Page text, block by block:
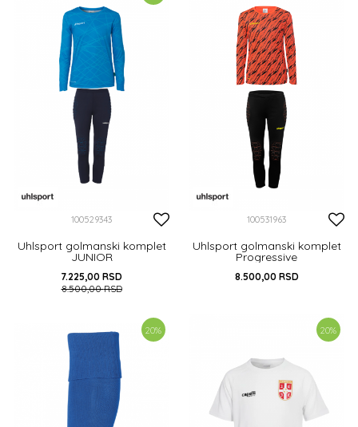
DODAJ U KORPU DODAJ U KORPU
100529343
Uhlsport golmanski komplet
JUNIOR
7.225,00 RSD
8.500,00RSD
DODAJ U KORPU
100531963
Uhlsport golmanski komplet
Progressive
8.500,00 RSD
20% 20%